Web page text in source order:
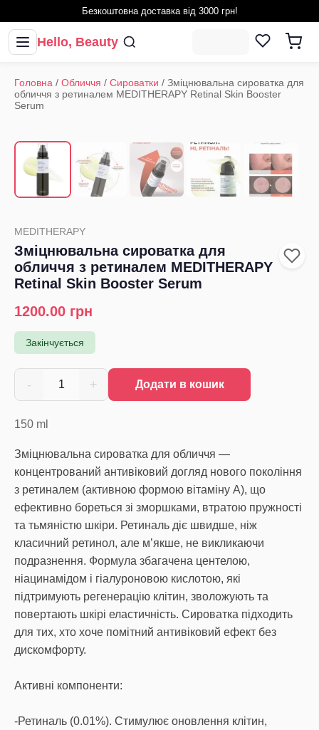
Безкоштовна доставка від 3000 грн!
Hello, Beauty
Головна / Обличчя / Сироватки / Зміцнювальна сироватка для
обличчя з ретиналем MEDITHERAPY Retinal Skin Booster
Serum
MEDITHERAPY
Зміцнювальна сироватка для
обличчя з ретиналем MEDITHERAPY
Retinal Skin Booster Serum
1200.00 грн
Закінчується
- 1 + Додати в кошик
150 ml
Зміцнювальна сироватка для обличчя —
концентрований антивіковий догляд нового покоління
з ретиналем (активною формою вітаміну A), що
ефективно бореться зі зморшками, втратою пружності
та тьмяністю шкіри. Ретиналь діє швидше, ніж
класичний ретинол, але м’якше, не викликаючи
подразнення. Формула збагачена центелою,
ніацинамідом і гіалуроновою кислотою, які
підтримують регенерацію клітин, зволожують та
повертають шкірі еластичність. Сироватка підходить
для тих, хто хоче помітний антивіковий ефект без
дискомфорту.
Активні компоненти:
-Ретиналь (0.01%). Стимулює оновлення клітин,